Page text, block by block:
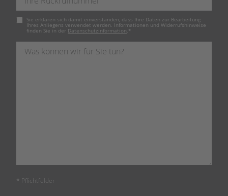
Pflichtfeld
Sie erklären sich damit einverstanden, dass Ihre Daten zur Bearbeitung
Ihres Anliegens verwendet werden. Informationen und Widerrufshinweise
finden Sie in der Datenschutzinformation. *
* Pflichtfelder